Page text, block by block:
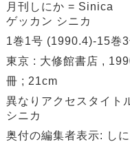
月刊しにか = Sinica
ゲッカン シニカ
1巻1号 (1990.4)-15巻
東京 : 大修館書店 ,
冊 ; 21cm
異なりアクセスタイト
シニカ
奥付の編集者表示: し